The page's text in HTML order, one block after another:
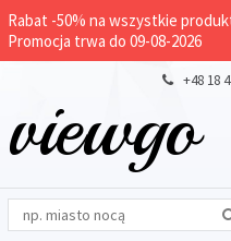
Rabat -50% na wszystkie
Promocja trwa do 09-08-2026
+48 18
viewgo